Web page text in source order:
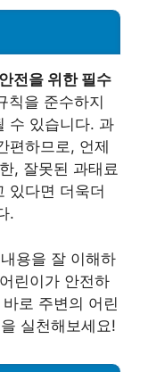
전을 위한 필수
칙을 준수하지
수 있습니다. 과
편하므로, 언제
, 잘못된 과태료
있다면 더욱더
.
용을 잘 이해하
린이가 안전하
로 주변의 어린
실천해보세요!